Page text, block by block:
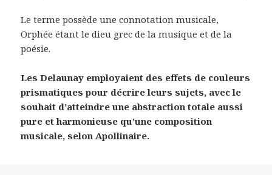
Le terme possède une connotation musicale,
Orphée étant le dieu grec de la musique et de la
poésie.
Les Delaunay employaient des effets de couleurs
prismatiques pour décrire leurs sujets, avec le
souhait d’atteindre une abstraction totale aussi
pure et harmonieuse qu’une composition
musicale, selon Apollinaire.